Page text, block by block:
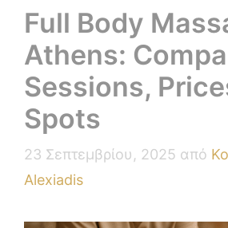
Full Body
Athens:
Sessions,
Spots
23 Σεπτεμβρίου, 2025 από
Alexiadis